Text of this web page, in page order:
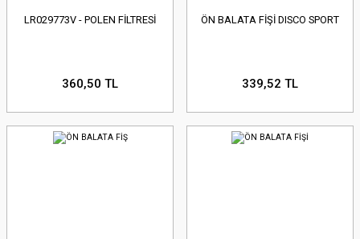
LR029773V - POLEN FİLTRESİ
360,50 TL
ÖN BALATA FİŞİ DISCO SPORT
339,52 TL